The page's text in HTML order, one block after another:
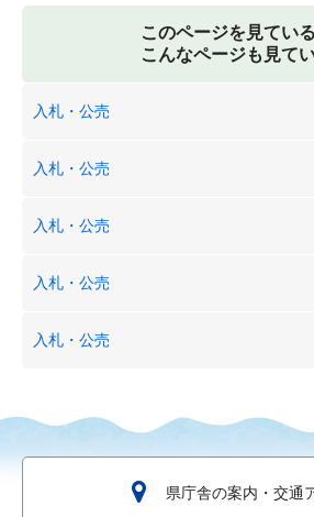
このページを見てい
こんなページも見て
入札・公売
入札・公売
入札・公売
入札・公売
入札・公売
県庁舎の案内・交通